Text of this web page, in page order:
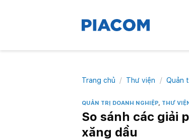
Trang chủ / Thư viện / Quản
QUẢN TRỊ DOANH NGHIỆP, THƯ
So sánh các giải
xăng dầu